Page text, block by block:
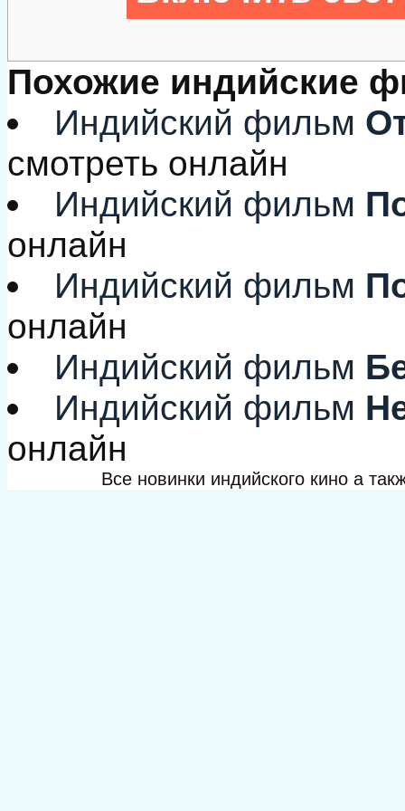
Похожие индийские
Индийский фильм
смотреть онлайн
Индийский фильм
онлайн
Индийский фильм
онлайн
Индийский фильм
Индийский фильм
онлайн
Все новинки индийского кино а